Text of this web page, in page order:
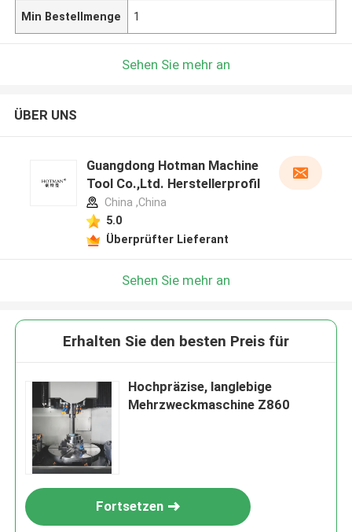
Min Bestellmenge 1
Sehen Sie mehr an
ÜBER UNS
Guangdong Hotman Machine
Tool Co.,Ltd. Herstellerprofil
China ,China
5.0
Überprüfter Lieferant
Sehen Sie mehr an
Erhalten Sie den besten Preis für
Hochpräzise, langlebige
Mehrzweckmaschine Z860
Fortsetzen